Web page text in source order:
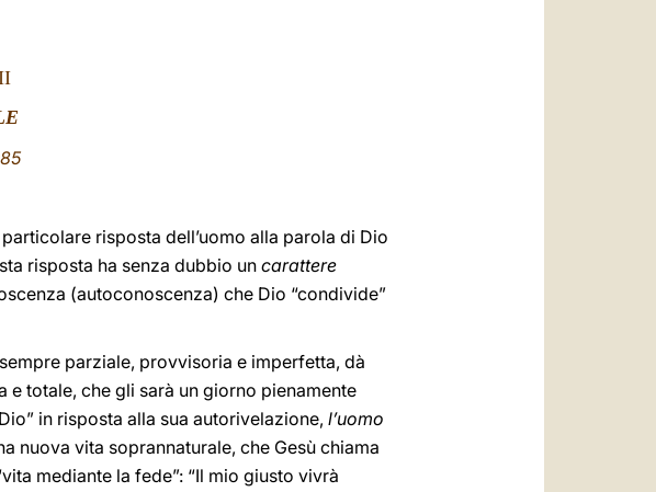
LATINE
risposta dell’uomo alla parola di Dio
risposta ha senza dubbio un carattere
(autoconoscenza) che Dio “condivide”
parziale, provvisoria e imperfetta, dà
e totale, che gli sarà un giorno pienamente
in risposta alla sua autorivelazione, l’uomo
nuova vita soprannaturale, che Gesù chiama
mediante la fede”: “Il mio giusto vivrà